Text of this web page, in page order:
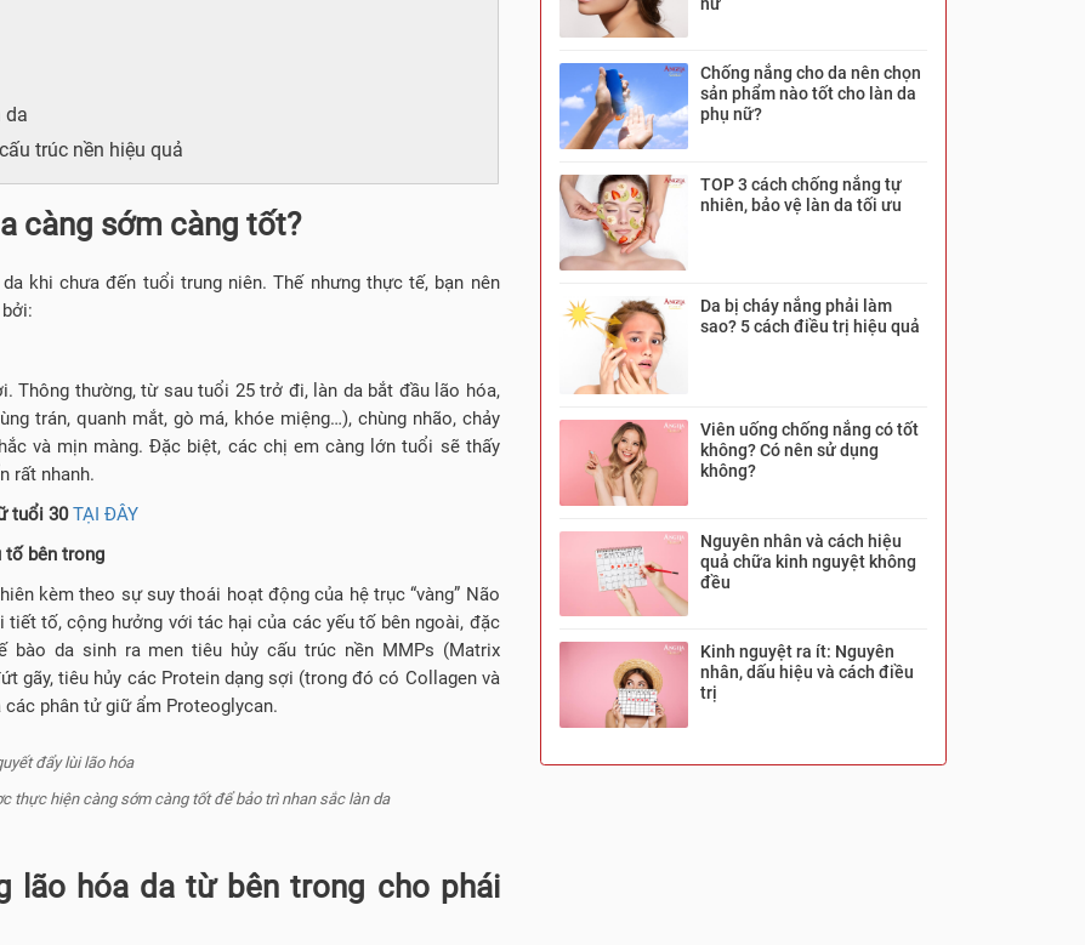
da
trúc nền hiệu quả
càng sớm càng tốt?
khi chưa đến tuổi trung niên. Thế nhưng thực tế, bạn nên
Thông thường, từ sau tuổi 25 trở đi, làn da bắt đầu lão hóa,
trán, quanh mắt, gò má, khóe miệng…), chùng nhão, chảy
và mịn màng. Đặc biệt, các chị em càng lớn tuổi sẽ thấy
rất nhanh.
tuổi 30 TẠI ĐÂY
tố bên trong
kèm theo sự suy thoái hoạt động của hệ trục “vàng” Não
tố, cộng hưởng với tác hại của các yếu tố bên ngoài, đặc
da sinh ra men tiêu hủy cấu trúc nền MMPs (Matrix
gãy, tiêu hủy các Protein dạng sợi (trong đó có Collagen và
phân tử giữ ẩm Proteoglycan.
thực hiện càng sớm càng tốt để bảo trì nhan sắc làn da
lão hóa da từ bên trong cho phái
Chống nắng cho da nên chọn
sản phẩm nào tốt cho làn da
phụ nữ?
TOP 3 cách chống nắng tự
nhiên, bảo vệ làn da tối ưu
Da bị cháy nắng phải làm
sao? 5 cách điều trị hiệu quả
Viên uống chống nắng có tốt
không? Có nên sử dụng
không?
Nguyên nhân và cách hiệu
quả chữa kinh nguyệt không
đều
Kinh nguyệt ra ít: Nguyên
nhân, dấu hiệu và cách điều
trị